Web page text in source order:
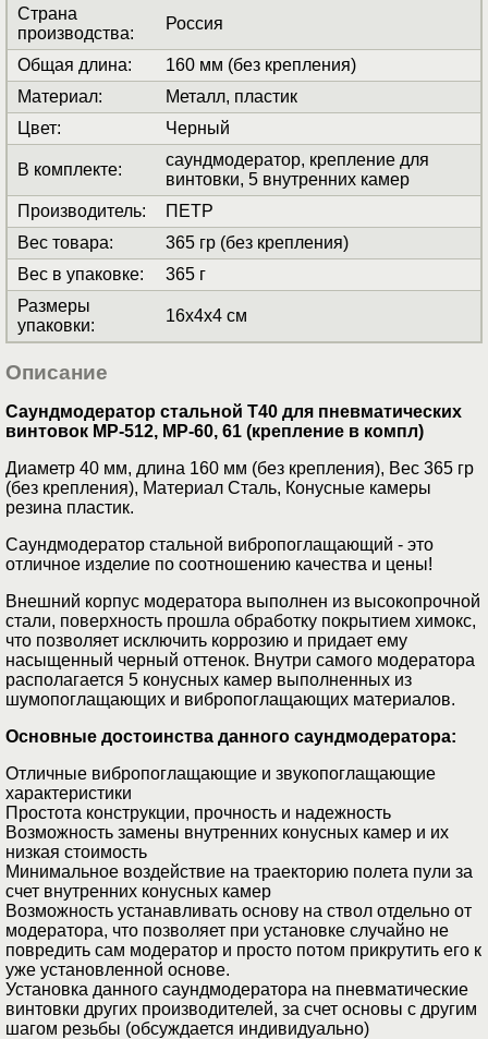
Страна
производства:
Россия
Общая длина:
160 мм (без крепления)
Материал:
Металл, пластик
Цвет: Черный
В комплекте:
саундмодератор, крепление для
винтовки, 5 внутренних камер
Производитель:
ПЕТР
Вес товара:
365 гр (без крепления)
Вес в упаковке:
365 г
Размеры
упаковки:
16x4x4 см
Описание
Саундмодератор стальной Т40 для пневматических
винтовок МР-512, МР-60, 61 (крепление в компл)
Диаметр 40 мм, длина 160 мм (без крепления), Вес 365 гр
(без крепления), Материал Сталь, Конусные камеры
резина пластик.
Саундмодератор стальной вибропоглащающий - это
отличное изделие по соотношению качества и цены!
Внешний корпус модератора выполнен из высокопрочной
стали, поверхность прошла обработку покрытием химокс,
что позволяет исключить коррозию и придает ему
насыщенный черный оттенок. Внутри самого модератора
располагается 5 конусных камер выполненных из
шумопоглащающих и вибропоглащающих материалов.
Основные достоинства данного саундмодератора:
Отличные вибропоглащающие и звукопоглащающие
характеристики
Простота конструкции, прочность и надежность
Возможность замены внутренних конусных камер и их
низкая стоимость
Минимальное воздействие на траекторию полета пули за
счет внутренних конусных камер
Возможность устанавливать основу на ствол отдельно от
модератора, что позволяет при установке случайно не
повредить сам модератор и просто потом прикрутить его к
уже установленной основе.
Установка данного саундмодератора на пневматические
винтовки других производителей, за счет основы с другим
шагом резьбы (обсуждается индивидуально)